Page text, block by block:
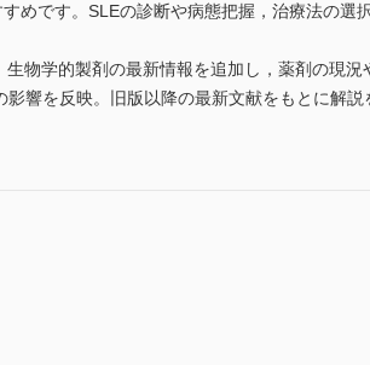
です。SLEの診断や病態把握，治療法の選
物学的製剤の最新情報を追加し，薬剤の現況
響を反映。旧版以降の最新文献をもとに解説